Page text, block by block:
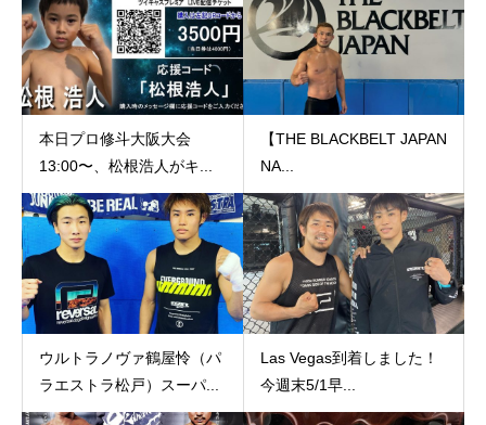
本日プロ修斗大阪大会
13:00〜、松根浩人がキ...
【THE BLACKBELT JAPAN
NA...
ウルトラノヴァ鶴屋怜（パ
ラエストラ松戸）スーパ...
Las Vegas到着しました！
今週末5/1早...